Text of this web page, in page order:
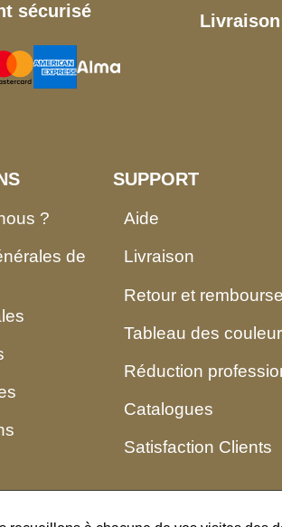
sécurisé
?
de
SUPPORT
Aide
Livraison
Retour et
Tableau des
Réduction
Catalogues
Satisfaction Clients